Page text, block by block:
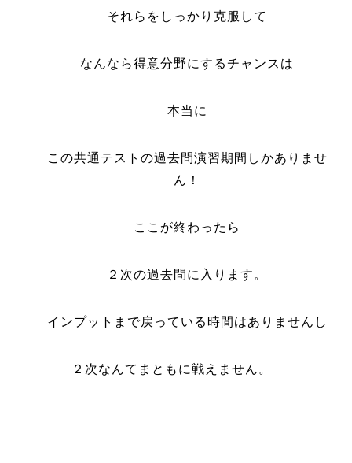
それらをしっかり克服して
なんなら得意分野にするチャンスは
本当に
この共通テストの過去問演習期間しかありませ
ん！
ここが終わったら
２次の過去問に入ります。
インプットまで戻っている時間はありませんし
２次なんてまともに戦えません。